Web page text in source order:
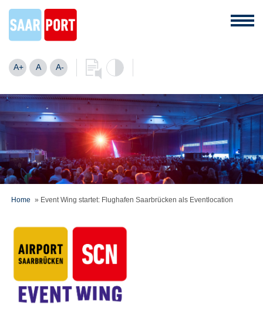
A+ A A-
Home » Event Wing startet: Flughafen Saarbrücken als Eventlocation